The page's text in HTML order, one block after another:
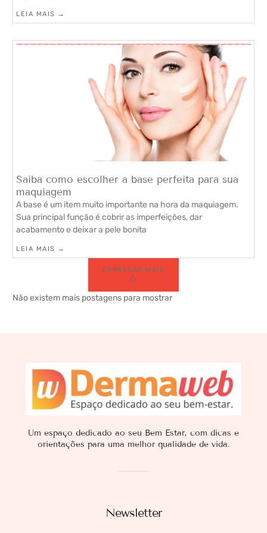
LEIA MAIS →
Saiba como escolher a base perfeita para sua
maquiagem
A base é um item muito importante na hora da maquiagem.
Sua principal função é cobrir as imperfeições, dar
acabamento e deixar a pele bonita
LEIA MAIS →
CARREGAR MAIS
Não existem mais postagens para mostrar
Newsletter
Um espaço dedicado ao seu Bem Estar, com dicas e
orientações para uma melhor qualidade de vida.